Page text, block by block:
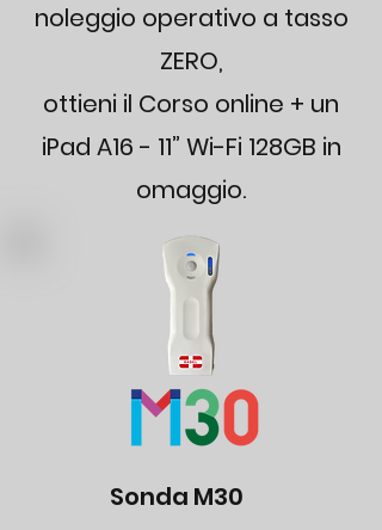
noleggio operativo a tasso
ZERO,
ottieni il Corso online + un
iPad A16 - 11” Wi-Fi 128GB in
omaggio.
Sonda M30